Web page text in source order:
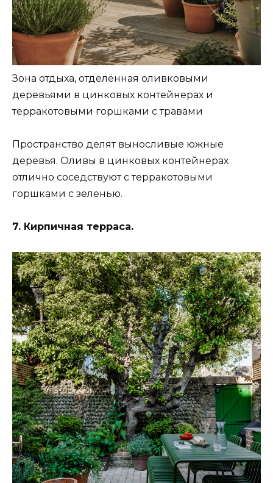
Зона отдыха, отделённая оливковыми
деревьями в цинковых контейнерах и
терракотовыми горшками с травами
Пространство делят выносливые южные
деревья. Оливы в цинковых контейнерах
отлично соседствуют с терракотовыми
горшками с зеленью.
7. Кирпичная терраса.